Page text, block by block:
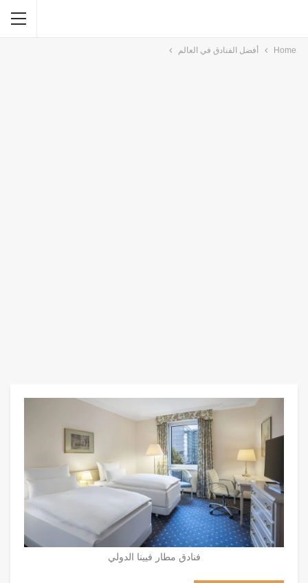
Home أفضل الفنادق في العالم
فنادق مطار فيينا الدولي